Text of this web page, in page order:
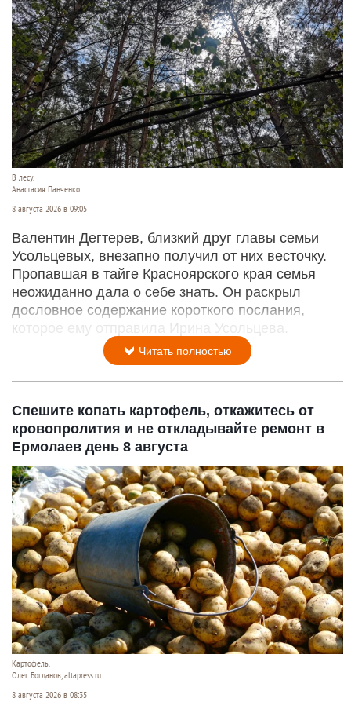
В лесу.
Анастасия Панченко
8 августа 2026 в 09:05
Валентин Дегтерев, близкий друг главы семьи
Усольцевых, внезапно получил от них весточку.
Пропавшая в тайге Красноярского края семья
неожиданно дала о себе знать. Он раскрыл
дословное содержание короткого послания,
которое ему отправила Ирина Усольцева.
Читать полностью
Спешите копать картофель, откажитесь от
кровопролития и не откладывайте ремонт в
Ермолаев день 8 августа
Картофель.
Олег Богданов, altapress.ru
8 августа 2026 в 08:35